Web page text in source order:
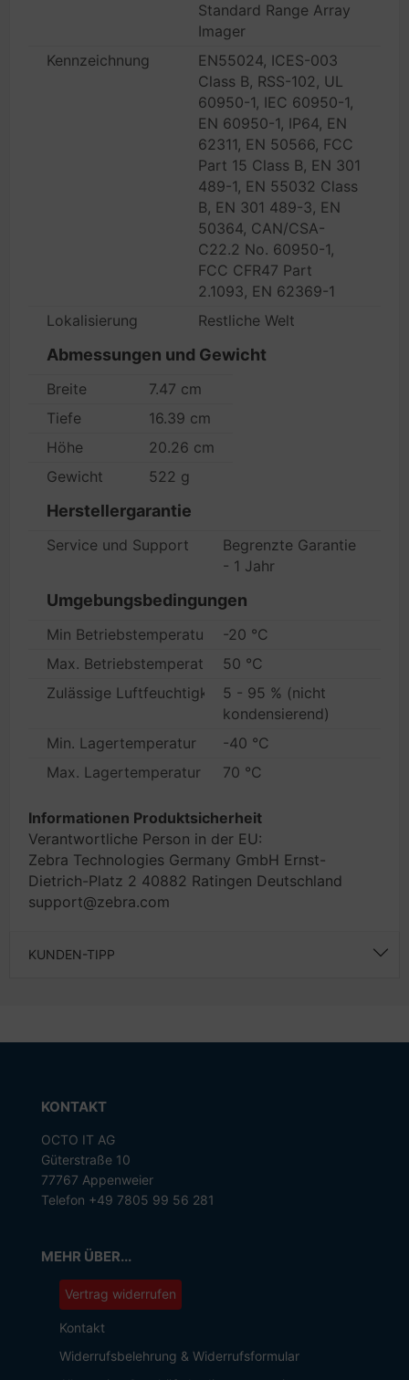
Standard Range Array
Imager
Kennzeichnung
EN55024, ICES-003
Class B, RSS-102, UL
60950-1, IEC 60950-1,
EN 60950-1, IP64, EN
62311, EN 50566, FCC
Part 15 Class B, EN 301
489-1, EN 55032 Class
B, EN 301 489-3, EN
50364, CAN/CSA-
C22.2 No. 60950-1,
FCC CFR47 Part
2.1093, EN 62369-1
Lokalisierung
Restliche Welt
Abmessungen und Gewicht
Breite
7.47 cm
Tiefe
16.39 cm
Höhe
20.26 cm
Gewicht
522 g
Herstellergarantie
Service und Support
Begrenzte Garantie
- 1 Jahr
Umgebungsbedingungen
Min Betriebstemperatur
-20 °C
Max. Betriebstemperatur
50 °C
Zulässige Luftfeuchtigkeit im Betrieb
5 - 95 % (nicht
kondensierend)
Min. Lagertemperatur
-40 °C
Max. Lagertemperatur
70 °C
Informationen Produktsicherheit
Verantwortliche Person in der EU:
Zebra Technologies Germany GmbH Ernst-
Dietrich-Platz 2 40882 Ratingen Deutschland
support@zebra.com
KUNDEN-TIPP
KONTAKT
OCTO IT AG
Güterstraße 10
77767 Appenweier
Telefon +49 7805 99 56 281
MEHR ÜBER...
Vertrag widerrufen
Kontakt
Widerrufsbelehrung & Widerrufsformular